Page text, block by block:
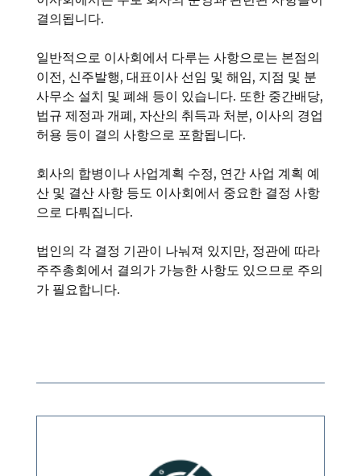
결의됩니다.
일반적으로 이사회에서 다루는 사항으로는 본점의
이전, 신주발행, 대표이사 선임 및 해임, 지점 및 분
사무소 설치 및 폐쇄 등이 있습니다. 또한 중간배당,
법규 제정과 개폐, 자산의 취득과 처분, 이사의 경업
허용 등이 결의 사항으로 포함됩니다.
회사의 합병이나 사업계획 수정, 연간 사업 계획 예
산 및 결산 사항 등도 이사회에서 중요한 결정 사항
으로 다뤄집니다.
법인의 각 결정 기관이 나눠져 있지만, 정관에 따라
주주총회에서 결의가 가능한 사항도 있으므로 주의
가 필요합니다.